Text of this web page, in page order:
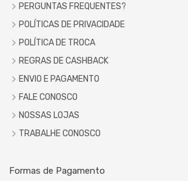
PERGUNTAS FREQUENTES?
POLÍTICAS DE PRIVACIDADE
POLÍTICA DE TROCA
REGRAS DE CASHBACK
ENVIO E PAGAMENTO
FALE CONOSCO
NOSSAS LOJAS
TRABALHE CONOSCO
Formas de Pagamento